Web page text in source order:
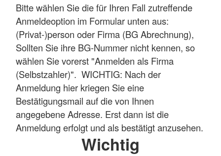
Bitte wählen Sie die für Ihren Fall zutreffende
Anmeldeoption im Formular unten aus:
(Privat-)person oder Firma (BG Abrechnung),
Sollten Sie ihre BG-Nummer nicht kennen, so
wählen Sie vorerst "Anmelden als Firma
(Selbstzahler)". WICHTIG: Nach der
Anmeldung hier kriegen Sie eine
Bestätigungsmail auf die von Ihnen
angegebene Adresse. Erst dann ist die
Anmeldung erfolgt und als bestätigt anzusehen.
Wichtig